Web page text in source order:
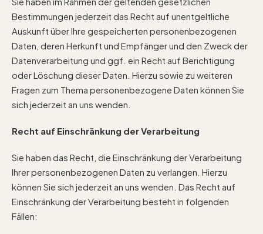
Bestimmungen jederzeit das Recht auf unentgeltliche
Auskunft über Ihre gespeicherten personenbezogenen
Daten, deren Herkunft und Empfänger und den Zweck der
Datenverarbeitung und ggf. ein Recht auf Berichtigung
oder Löschung dieser Daten. Hierzu sowie zu weiteren
Fragen zum Thema personenbezogene Daten können Sie
sich jederzeit an uns wenden.
Recht auf Einschränkung der Verarbeitung
Sie haben das Recht, die Einschränkung der Verarbeitung
Ihrer personenbezogenen Daten zu verlangen. Hierzu
können Sie sich jederzeit an uns wenden. Das Recht auf
Einschränkung der Verarbeitung besteht in folgenden
Fällen: